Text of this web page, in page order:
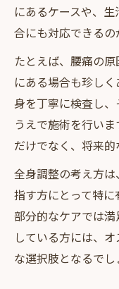
にあるケースや、
合にも対応できるの
たとえば、腰痛の
にある場合も珍し
身を丁寧に検査し
うえで施術を行い
だけでなく、将来的
全身調整の考え方
指す方にとって特に
部分的なケアでは
している方には、
な選択肢となるでし